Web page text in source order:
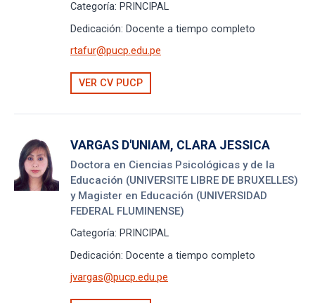
Categoría: PRINCIPAL
Dedicación: Docente a tiempo completo
rtafur@pucp.edu.pe
VER CV PUCP
VARGAS D'UNIAM, CLARA JESSICA
Doctora en Ciencias Psicológicas y de la
Educación (UNIVERSITE LIBRE DE BRUXELLES)
y Magister en Educación (UNIVERSIDAD
FEDERAL FLUMINENSE)
Categoría: PRINCIPAL
Dedicación: Docente a tiempo completo
jvargas@pucp.edu.pe